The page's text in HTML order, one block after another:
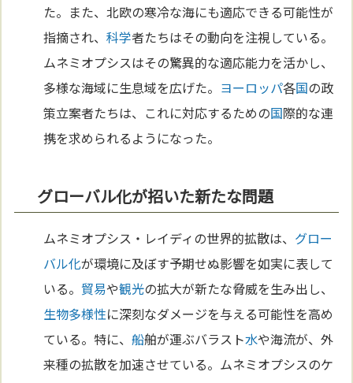
た。また、北欧の寒冷な海にも適応できる可能性が
指摘され、科学者たちはその動向を注視している。
ムネミオプシスはその驚異的な適応能力を活かし、
多様な海域に生息域を広げた。 ヨーロッパ各国の政
策立案者たちは、これに対応するための国際的な連
携を求められるようになった。
グローバル化が招いた新たな問題
ムネミオプシス・レイディの世界的拡散は、 グロー
バル化が環境に及ぼす予期せぬ影響を如実に表して
いる。貿易や観光の拡大が新たな脅威を生み出し、
生物多様性に深刻なダメージを与える可能性を高め
ている。特に、船舶が運ぶバラスト水や海流が、外
来種の拡散を加速させている。ムネミオプシスのケ